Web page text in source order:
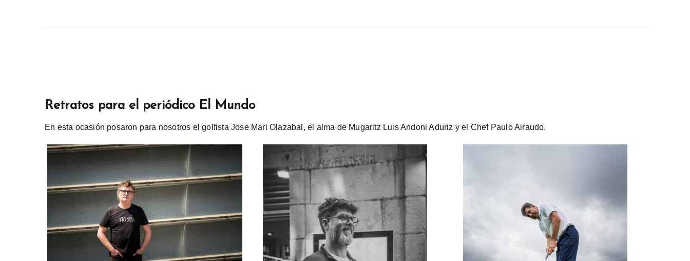
Retratos para el periódico El Mundo
En esta ocasión posaron para nosotros el golfista Jose Mari Olazabal, el alma de Mugaritz Luis Andoni Aduriz y el Chef Paulo Airaudo.